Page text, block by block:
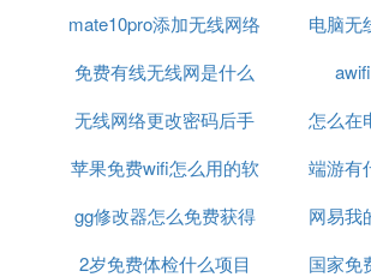
件
mate10pro添加无线网络
电脑无
这个
免费有线无线网是什么
意思
无线网络更改密码后手
机连接不上
怎么在
苹果免费wifi怎么用的软
件
端游有
gg修改器怎么免费获得
脚本
网易我
2岁免费体检什么项目
国家免